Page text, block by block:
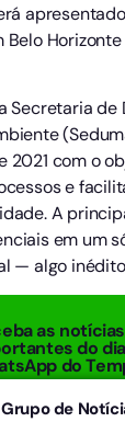
Belo
Secretaria de
2021 com o
e
A
em um
— algo
as
do
do
de